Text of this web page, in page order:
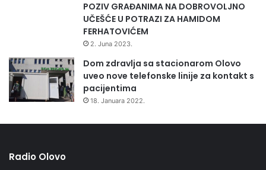
POZIV GRAĐANIMA NA DOBROVOLJNO
UČEŠĆE U POTRAZI ZA HAMIDOM
FERHATOVIĆEM
2. Juna 2023.
Dom zdravlja sa stacionarom Olovo
uveo nove telefonske linije za kontakt s
pacijentima
18. Januara 2022.
Radio Olovo